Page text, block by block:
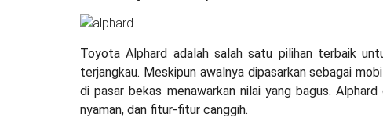
Toyota Alphard adalah salah satu pilihan terbaik
terjangkau. Meskipun awalnya dipasarkan sebagai
di pasar bekas menawarkan nilai yang bagus.
nyaman, dan fitur-fitur canggih.